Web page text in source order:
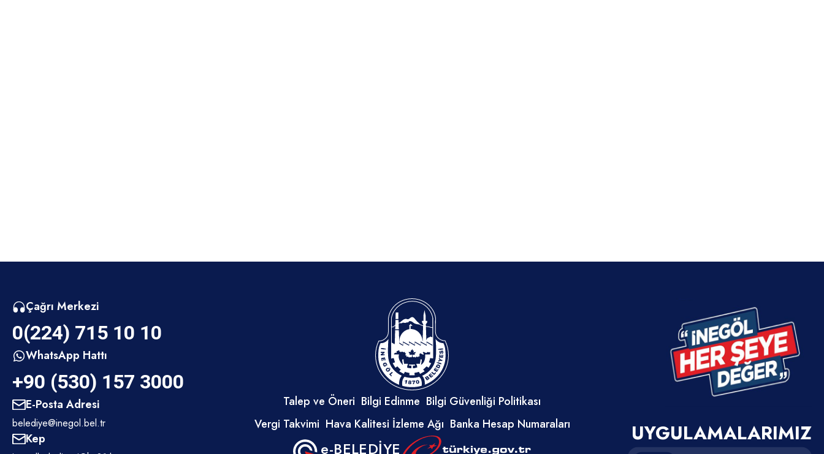
Çağrı Merkezi
0(224) 715 10 10
WhatsApp Hattı
+90 (530) 157 3000
E-Posta Adresi
belediye@inegol.bel.tr
Kep
Talep ve Öneri Bilgi Edinme Bilgi Güvenliği Politikası
Vergi Takvimi Hava Kalitesi İzleme Ağı Banka Hesap Numaraları
e-BELEDİYE
UYGULAMALARIMIZ